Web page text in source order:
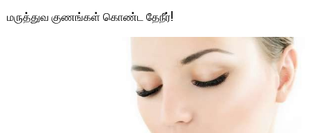
மருத்துவ குணங்கள் கொண்ட தேநீர்!